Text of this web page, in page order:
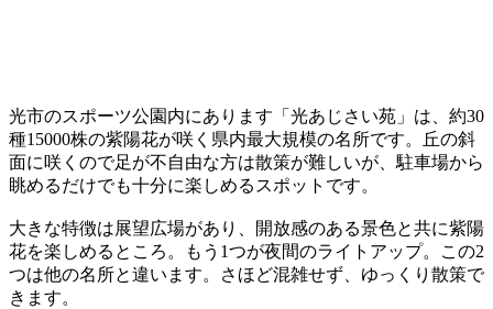
光市のスポーツ公園内にあります「光あじさい苑」は、約30
種15000株の紫陽花が咲く県内最大規模の名所です。丘の斜
面に咲くので足が不自由な方は散策が難しいが、駐車場から
眺めるだけでも十分に楽しめるスポットです。
大きな特徴は展望広場があり、開放感のある景色と共に紫陽
花を楽しめるところ。もう1つが夜間のライトアップ。この2
つは他の名所と違います。さほど混雑せず、ゆっくり散策で
きます。